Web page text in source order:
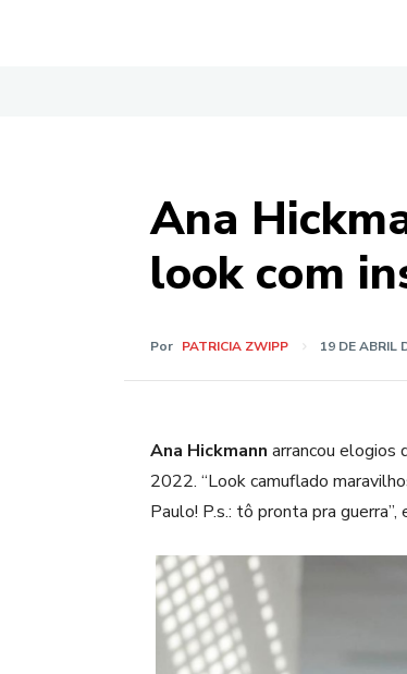
Ana
look com
Por PATRICIA ZWIPP 19 DE ABRIL
Ana Hickmann arrancou elogios
2022. “Look camuflado
Paulo! P.s.: tô pronta pra guerra”,